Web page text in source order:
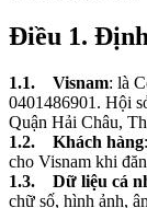
Điều 1.
1.1. Visnam: là
0401486901. Hội
Quận Hải Châu,
1.2. Khách hàng
cho Visnam khi
1.3. Dữ liệu cá
chữ số, hình ảnh,